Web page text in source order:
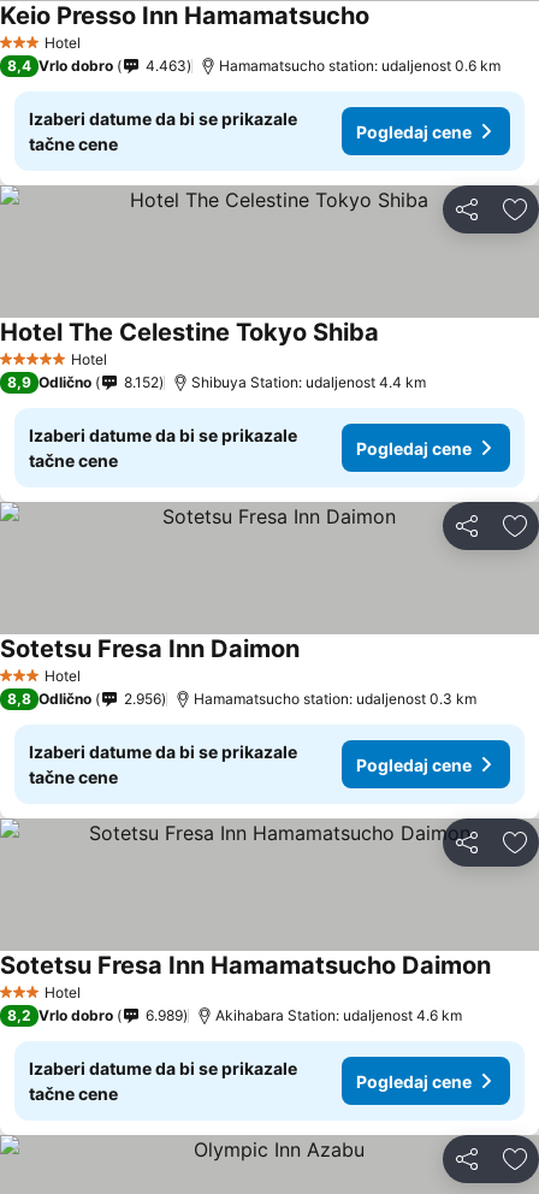
3 Zvezdice
Hotel
Keio Presso Inn Hamamatsucho
8,4 Vrlo dobro 4.463 Hamamatsucho station: udaljenost 0.6 km
Izaberi datume da bi se prikazale
tačne cene
Pogledaj cene
Deli
5 ZvezdiceHotel
Hotel The Celestine Tokyo Shiba
8,9 Odlično 8.152 Shibuya Station: udaljenost 4.4 km
Izaberi datume da bi se prikazale
tačne cene
Pogledaj cene
Deli
3 Zvezdice
Hotel
Sotetsu Fresa Inn Daimon
8,8 Odlično 2.956 Hamamatsucho station: udaljenost 0.3 km
Izaberi datume da bi se prikazale
tačne cene
Pogledaj cene
Deli
3 Zvezdice
Hotel
Sotetsu Fresa Inn Hamamatsucho Daimon
8,2 Vrlo dobro 6.989 Akihabara Station: udaljenost 4.6 km
Izaberi datume da bi se prikazale
tačne cene
Pogledaj cene
Deli